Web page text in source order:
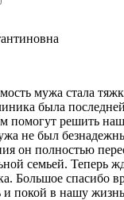
мужа стала
была
помогут решить
не был
он полностью
семьей. Теперь
Большое спасибо
и покой в нашу